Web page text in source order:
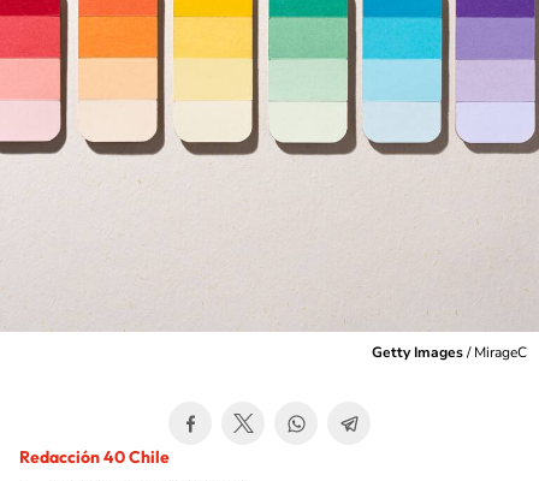
Getty Images/MirageC
Redacción 40 Chile